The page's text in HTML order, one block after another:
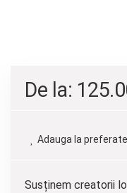
De la:
Adauga la preferate
Susținem creatorii